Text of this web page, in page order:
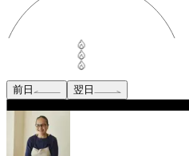
前日 翌日